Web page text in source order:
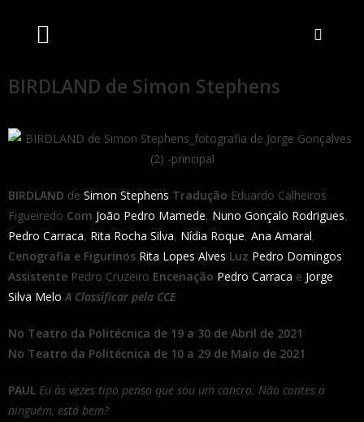
BIRDLAND de Simon Stephens
BIRDLAND de Simon Stephens Tradução Eduardo Calheiros
Figueiredo Com João Pedro Mamede, Nuno Gonçalo Rodrigues,
Pedro Carraca, Rita Rocha Silva, Nídia Roque, Ana Amaral,
Cenografia e Figurinos Rita Lopes Alves Luz Pedro Domingos
Assistente Pedro Cruzeiro Encenação Pedro Carraca e Jorge
Silva Melo A Classificar pela CCE
No Teatro da Politécnica de 19 a 30 de Abril de 2021
No Teatro da Politécnica de 10 a 29 de Maio de 2021
PAUL Eu às vezes tipo penso que sou um cancro. Não contes a
ninguém, está bem?